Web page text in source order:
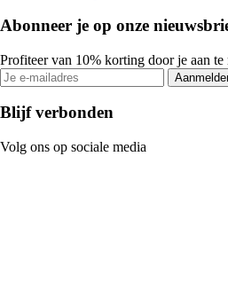
Abonneer je op onze
Profiteer van 10% korting door je aan
Blijf verbonden
Volg ons op sociale media